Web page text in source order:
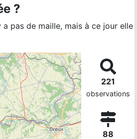
?
pas de maille, mais à ce jour elle
221
observations
88